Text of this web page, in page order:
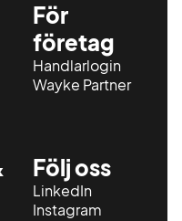
För
företag
Handlarlogin
Wayke Partner
Följ oss
LinkedIn
Instagram